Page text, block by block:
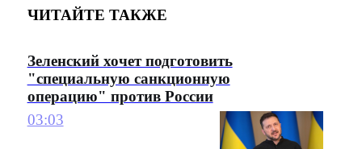
ЧИТАЙТЕ ТАКЖЕ
Зеленский хочет подготовить
"специальную санкционную
операцию" против России
03:03